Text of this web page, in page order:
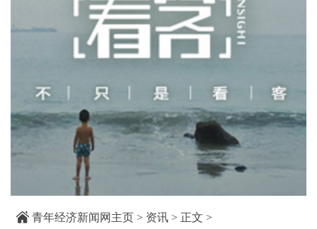
青年经济新闻网主页 > 资讯 > 正文 >